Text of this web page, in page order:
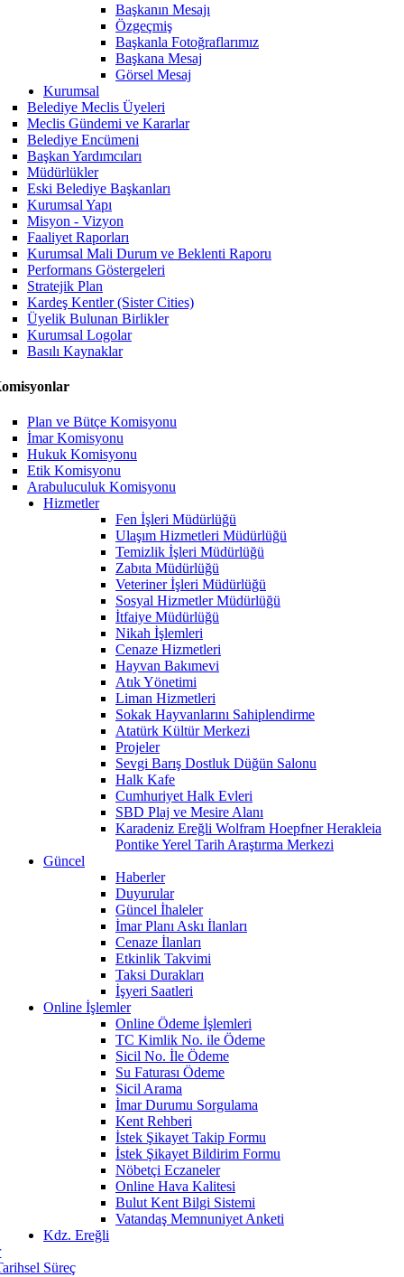
Başkanın Mesajı
Özgeçmiş
Başkanla Fotoğraflarımız
Başkana Mesaj
Görsel Mesaj
Kurumsal
Belediye Meclis Üyeleri
Meclis Gündemi ve Kararlar
Belediye Encümeni
Başkan Yardımcıları
Müdürlükler
Eski Belediye Başkanları
Kurumsal Yapı
Misyon - Vizyon
Faaliyet Raporları
Kurumsal Mali Durum ve Beklenti Raporu
Performans Göstergeleri
Stratejik Plan
Kardeş Kentler (Sister Cities)
Üyelik Bulunan Birlikler
Kurumsal Logolar
Basılı Kaynaklar
Plan ve Bütçe Komisyonu
İmar Komisyonu
Hukuk Komisyonu
Etik Komisyonu
Arabuluculuk Komisyonu
Hizmetler
Fen İşleri Müdürlüğü
Ulaşım Hizmetleri Müdürlüğü
Temizlik İşleri Müdürlüğü
Zabıta Müdürlüğü
Veteriner İşleri Müdürlüğü
Sosyal Hizmetler Müdürlüğü
İtfaiye Müdürlüğü
Nikah İşlemleri
Cenaze Hizmetleri
Hayvan Bakımevi
Atık Yönetimi
Liman Hizmetleri
Sokak Hayvanlarını Sahiplendirme
Atatürk Kültür Merkezi
Projeler
Sevgi Barış Dostluk Düğün Salonu
Halk Kafe
Cumhuriyet Halk Evleri
SBD Plaj ve Mesire Alanı
Karadeniz Ereğli Wolfram Hoepfner Herakleia
Pontike Yerel Tarih Araştırma Merkezi
Güncel
Haberler
Duyurular
Güncel İhaleler
İmar Planı Askı İlanları
Cenaze İlanları
Etkinlik Takvimi
Taksi Durakları
İşyeri Saatleri
Online İşlemler
Online Ödeme İşlemleri
TC Kimlik No. ile Ödeme
Sicil No. İle Ödeme
Su Faturası Ödeme
Sicil Arama
İmar Durumu Sorgulama
Kent Rehberi
İstek Şikayet Takip Formu
İstek Şikayet Bildirim Formu
Nöbetçi Eczaneler
Online Hava Kalitesi
Bulut Kent Bilgi Sistemi
Vatandaş Memnuniyet Anketi
Kdz. Ereğli
Süreç